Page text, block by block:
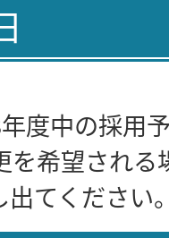
度中の採用
希望される
出てください